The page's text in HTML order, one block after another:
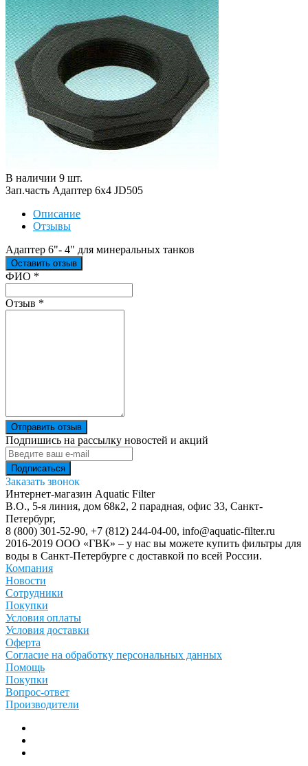
В наличии 9 шт.
Зап.часть Адаптер 6х4 JD505
Описание
Отзывы
Адаптер 6"- 4" для минеральных танков
Оставить отзыв
Ваш отзыв был отправлен!
ФИО *
Отзыв *
Отправить отзыв
Подпишись на рассылку новостей и акций
Заказать звонок
Интернет-магазин Aquatic Filter
В.О., 5-я линия, дом 68к2, 2 парадная, офис 33, Санкт-
Петербург,
8 (800) 301-52-90, +7 (812) 244-04-00, info@aquatic-filter.ru
2016-2019 ООО «ГВК» – у нас вы можете купить фильтры для
воды в Санкт-Петербурге с доставкой по всей России.
Компания
Новости
Сотрудники
Покупки
Условия оплаты
Условия доставки
Оферта
Согласие на обработку персональных данных
Помощь
Покупки
Вопрос-ответ
Производители